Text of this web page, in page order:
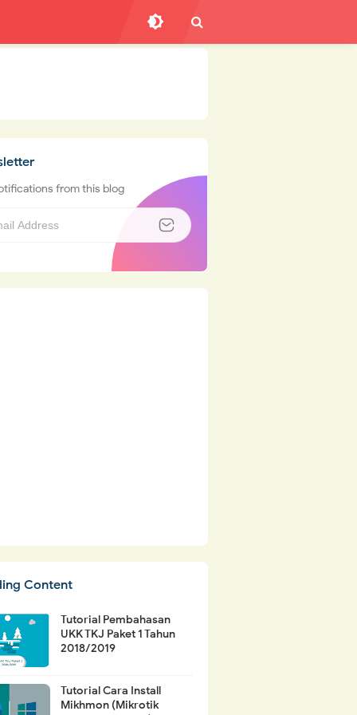
from this blog
Content
Tutorial Pembahasan
UKK TKJ Paket 1 Tahun
2018/2019
Tutorial Cara Install
Mikhmon (Mikrotik